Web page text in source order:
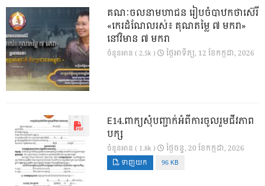
គណៈចលនាមហាជន រៀបចំបាឋកថាស៊េរី
«កេរដំណែលរស់៖ គុណតម្លៃ ៧ មករា»
នៅវិមាន ៧ មករា
ចំនួនអាន ( 2.5k ) ថ្ងៃ​អាទិត្យ, 12 ខែ​កក្កដា, 2026
E14.ពាក្យសុំបញ្ជាក់អំពីការចូលរួមជីវភាព
បក្ស
ចំនួនអាន ( 1.8k ) ថ្ងៃ​ចន្ទ, 20 ខែ​កក្កដា, 2026
ទាញយក 96 KB